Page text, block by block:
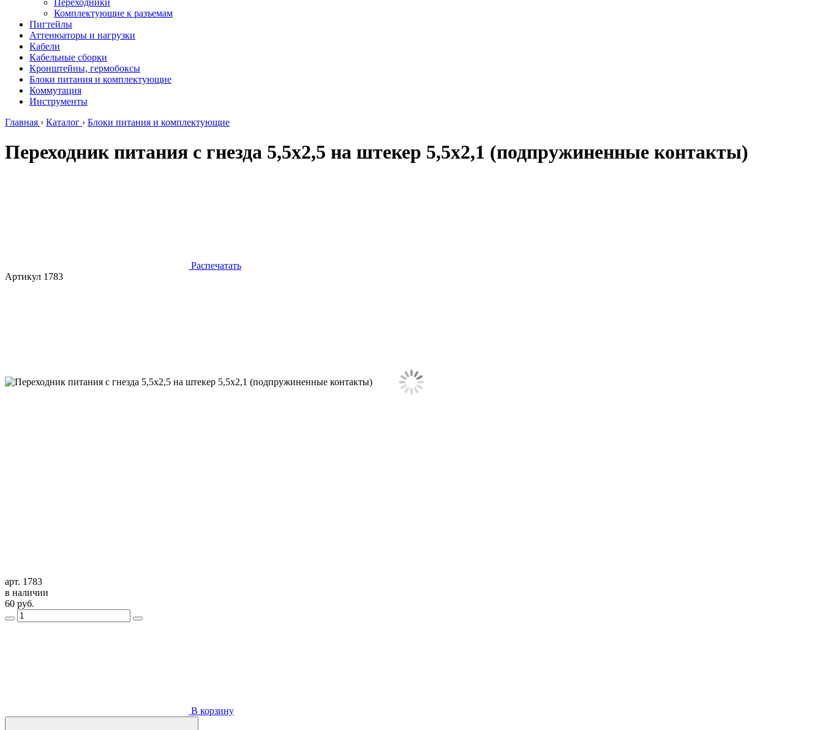
Переходники
Комплектующие к разъемам
Пигтейлы
Аттенюаторы и нагрузки
Кабели
Кабельные сборки
Кронштейны, гермобоксы
Блоки питания и комплектующие
Коммутация
Инструменты
Главная › Каталог › Блоки питания и комплектующие
Переходник питания с гнезда 5,5х2,5 на штекер 5,5х2,1 (подпружиненные контакты)
Распечатать
Артикул 1783
арт. 1783
в наличии
60 руб.
В корзину